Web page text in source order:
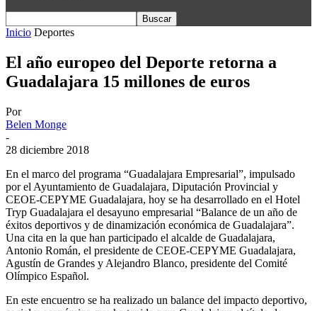
Inicio Deportes
El año europeo del Deporte retorna a
Guadalajara 15 millones de euros
Por
Belen Monge
-
28 diciembre 2018
En el marco del programa “Guadalajara Empresarial”, impulsado
por el Ayuntamiento de Guadalajara, Diputación Provincial y
CEOE-CEPYME Guadalajara, hoy se ha desarrollado en el Hotel
Tryp Guadalajara el desayuno empresarial “Balance de un año de
éxitos deportivos y de dinamización económica de Guadalajara”.
Una cita en la que han participado el alcalde de Guadalajara,
Antonio Román, el presidente de CEOE-CEPYME Guadalajara,
Agustín de Grandes y Alejandro Blanco, presidente del Comité
Olímpico Español.
En este encuentro se ha realizado un balance del impacto deportivo,